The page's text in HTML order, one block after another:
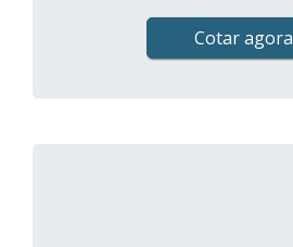
Cotar agora